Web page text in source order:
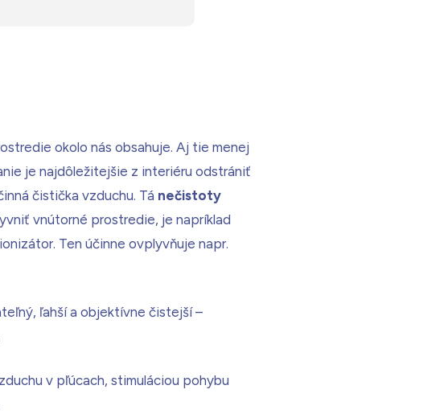
okolo nás obsahuje. Aj tie menej
je najdôležitejšie z interiéru odstrániť
čistička vzduchu. Tá nečistoty
vnútorné prostredie, je napríklad
Ten účinne ovplyvňuje napr.
ľahší a objektívne čistejší –
v pľúcach, stimuláciou pohybu